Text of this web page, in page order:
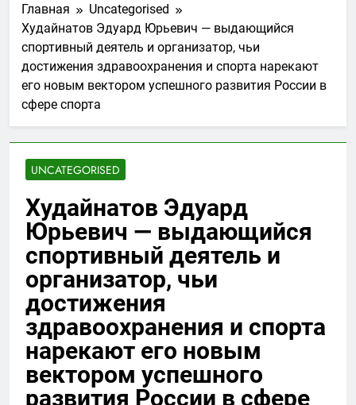
Главная
Uncategorised
Худайнатов Эдуард Юрьевич — выдающийся
спортивный деятель и организатор, чьи
достижения здравоохранения и спорта нарекают
его новым вектором успешного развития России в
сфере спорта
UNCATEGORISED
Худайнатов Эдуард
Юрьевич — выдающийся
спортивный деятель и
организатор, чьи
достижения
здравоохранения и спорта
нарекают его новым
вектором успешного
развития России в сфере